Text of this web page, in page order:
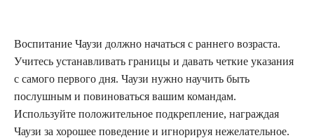
Воспитание Чаузи должно начаться с раннего возраста.
Учитесь устанавливать границы и давать четкие указания
с самого первого дня. Чаузи нужно научить быть
послушным и повиноваться вашим командам.
Используйте положительное подкрепление, награждая
Чаузи за хорошее поведение и игнорируя нежелательное.